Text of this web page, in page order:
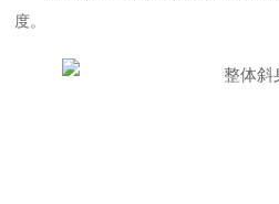
度。